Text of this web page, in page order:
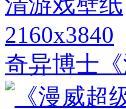
2160x3840
奇异博士